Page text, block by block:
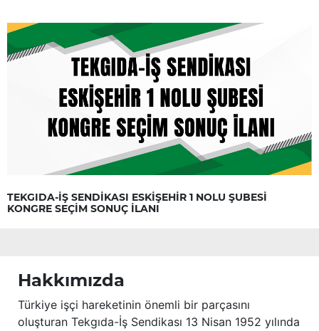
TEKGIDA-İŞ SENDİKASI ESKİŞEHİR 1 NOLU ŞUBESİ
KONGRE SEÇİM SONUÇ İLANI
Hakkımızda
Türkiye işçi hareketinin önemli bir parçasını
oluşturan Tekgıda-İş Sendikası 13 Nisan 1952 yılında